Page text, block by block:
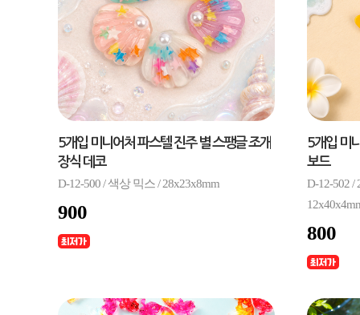
5개입 미니어처 파스텔 진주 별 스팽글 조개
장식 데코
D-12-500 / 색상 믹스 / 28x23x8mm
900
5개입 미
보드
D-12-502 /
800